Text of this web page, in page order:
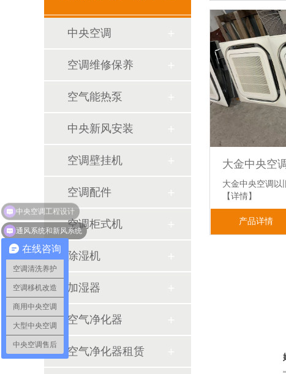
中央空调
空调维修保养
空气能热泵
中央新风安装
空调壁挂机
空调配件
空调柜式机
除湿机
加湿器
空气净化器
空气净化器租赁
大金中央空调以
【详情】
产品详情
在线咨询
空调清洗养护
空调移机改造
商用中央空调
大型中央空调
中央空调售后
通风系统和新风系统